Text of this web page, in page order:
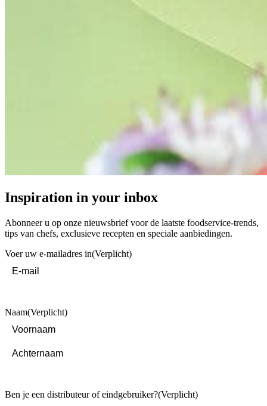
Inspiration in your inbox
Abonneer u op onze nieuwsbrief voor de laatste foodservice-trends,
tips van chefs, exclusieve recepten en speciale aanbiedingen.
Voer uw e-mailadres in(Verplicht)
Naam(Verplicht)
Ben je een distributeur of eindgebruiker?(Verplicht)